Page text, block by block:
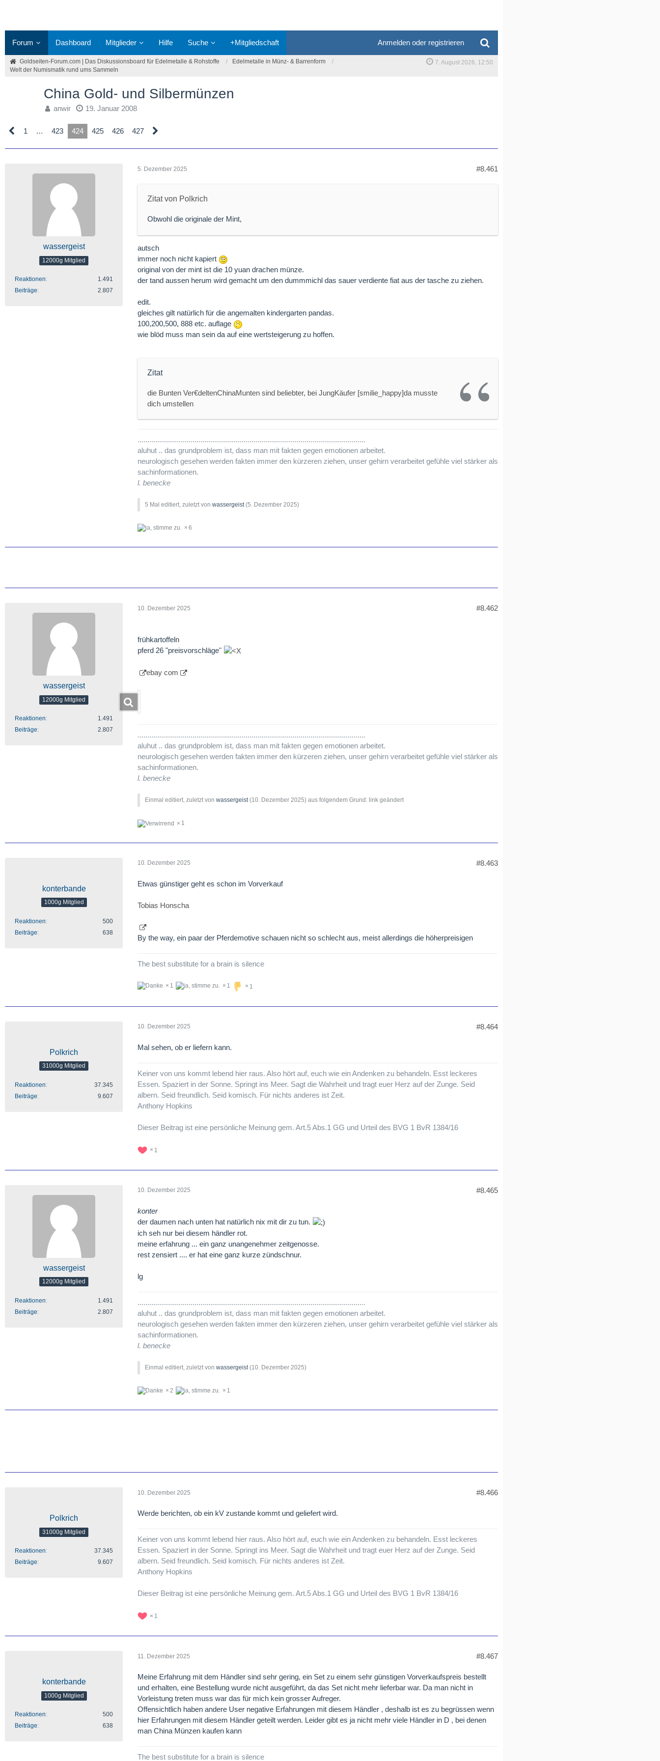
Forum Dashboard Mitglieder Hilfe Suche +Mitgliedschaft Anmelden oder registrieren
Goldseiten-Forum.com | Das Diskussionsboard für Edelmetalle & Rohstoffe
Edelmetalle in Münz- & Barrenform
Welt der Numismatik rund ums Sammeln
7. August 2026, 12:50
China Gold- und Silbermünzen
anwir 19. Januar 2008
1 … 423 424 425 426 427
wassergeist
12000g Mitglied
Reaktionen
1.491
Beiträge
2.807
5. Dezember 2025 #8.461
Zitat von Polkrich
Obwohl die originale der Mint,
autsch
immer noch nicht kapiert
original von der mint ist die 10 yuan drachen münze.
der tand aussen herum wird gemacht um den dummmichl das sauer verdiente fiat aus der tasche zu ziehen.
edit.
gleiches gilt natürlich für die angemalten kindergarten pandas.
100,200,500, 888 etc. auflage
wie blöd muss man sein da auf eine wertsteigerung zu hoffen.
Zitat
die Bunten Ver€deltenChinaMunten sind beliebter, bei JungKäufer [smilie_happy]da musste
dich umstellen
....................................................................................................................
aluhut .. das grundproblem ist, dass man mit fakten gegen emotionen arbeitet.
neurologisch gesehen werden fakten immer den kürzeren ziehen, unser gehirn verarbeitet gefühle viel stärker als
sachinformationen.
l. benecke
5 Mal editiert, zuletzt von wassergeist(5. Dezember 2025)
6
wassergeist
12000g Mitglied
Reaktionen
1.491
Beiträge
2.807
10. Dezember 2025 #8.462
frühkartoffeln
pferd 26 "preisvorschläge"
ebay com
....................................................................................................................
aluhut .. das grundproblem ist, dass man mit fakten gegen emotionen arbeitet.
neurologisch gesehen werden fakten immer den kürzeren ziehen, unser gehirn verarbeitet gefühle viel stärker als
sachinformationen.
l. benecke
Einmal editiert, zuletzt von wassergeist(10. Dezember 2025) aus folgendem Grund: link geändert
1
konterbande
1000g Mitglied
Reaktionen
500
Beiträge
638
10. Dezember 2025 #8.463
Etwas günstiger geht es schon im Vorverkauf
Tobias Honscha
By the way, ein paar der Pferdemotive schauen nicht so schlecht aus, meist allerdings die höherpreisigen
The best substitute for a brain is silence
1 1 1
Polkrich
31000g Mitglied
Reaktionen
37.345
Beiträge
9.607
10. Dezember 2025 #8.464
Mal sehen, ob er liefern kann.
Keiner von uns kommt lebend hier raus. Also hört auf, euch wie ein Andenken zu behandeln. Esst leckeres
Essen. Spaziert in der Sonne. Springt ins Meer. Sagt die Wahrheit und tragt euer Herz auf der Zunge. Seid
albern. Seid freundlich. Seid komisch. Für nichts anderes ist Zeit.
Anthony Hopkins
Dieser Beitrag ist eine persönliche Meinung gem. Art.5 Abs.1 GG und Urteil des BVG 1 BvR 1384/16
1
wassergeist
12000g Mitglied
Reaktionen
1.491
Beiträge
2.807
10. Dezember 2025 #8.465
konter
der daumen nach unten hat natürlich nix mit dir zu tun.
ich seh nur bei diesem händler rot.
meine erfahrung ... ein ganz unangenehmer zeitgenosse.
rest zensiert .... er hat eine ganz kurze zündschnur.
lg
....................................................................................................................
aluhut .. das grundproblem ist, dass man mit fakten gegen emotionen arbeitet.
neurologisch gesehen werden fakten immer den kürzeren ziehen, unser gehirn verarbeitet gefühle viel stärker als
sachinformationen.
l. benecke
Einmal editiert, zuletzt von wassergeist (10. Dezember 2025)
2 1
Polkrich
31000g Mitglied
Reaktionen
37.345
Beiträge
9.607
10. Dezember 2025 #8.466
Werde berichten, ob ein kV zustande kommt und geliefert wird.
Keiner von uns kommt lebend hier raus. Also hört auf, euch wie ein Andenken zu behandeln. Esst leckeres
Essen. Spaziert in der Sonne. Springt ins Meer. Sagt die Wahrheit und tragt euer Herz auf der Zunge. Seid
albern. Seid freundlich. Seid komisch. Für nichts anderes ist Zeit.
Anthony Hopkins
Dieser Beitrag ist eine persönliche Meinung gem. Art.5 Abs.1 GG und Urteil des BVG 1 BvR 1384/16
1
konterbande
1000g Mitglied
Reaktionen
500
Beiträge
638
11. Dezember 2025 #8.467
Meine Erfahrung mit dem Händler sind sehr gering, ein Set zu einem sehr günstigen Vorverkaufspreis bestellt
und erhalten, eine Bestellung wurde nicht ausgeführt, da das Set nicht mehr lieferbar war. Da man nicht in
Vorleistung treten muss war das für mich kein grosser Aufreger.
Offensichtlich haben andere User negative Erfahrungen mit diesem Händler , deshalb ist es zu begrüssen wenn
hier Erfahrungen mit diesem Händler geteilt werden. Leider gibt es ja nicht mehr viele Händler in D , bei denen
man China Münzen kaufen kann
The best substitute for a brain is silence